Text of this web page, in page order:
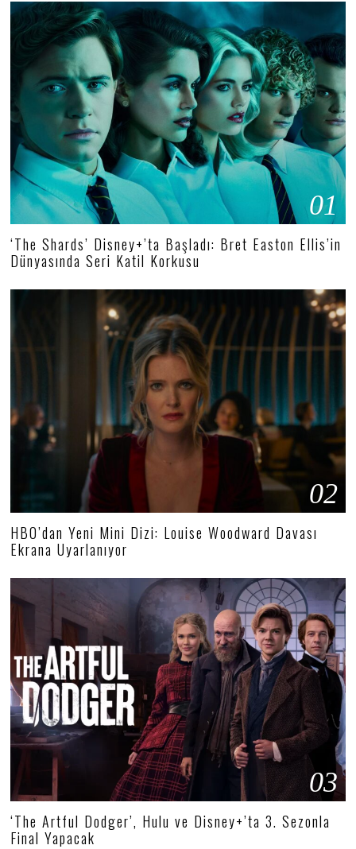
01
‘The Shards’ Disney+’ta Başladı: Bret Easton Ellis’in
Dünyasında Seri Katil Korkusu
02
HBO’dan Yeni Mini Dizi: Louise Woodward Davası
Ekrana Uyarlanıyor
03
‘The Artful Dodger’, Hulu ve Disney+’ta 3. Sezonla
Final Yapacak